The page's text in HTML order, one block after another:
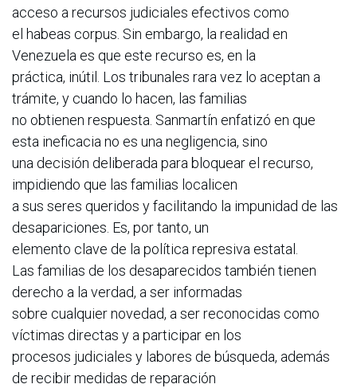
acceso a recursos judiciales efectivos como
el habeas corpus. Sin embargo, la realidad en
Venezuela es que este recurso es, en la
práctica, inútil. Los tribunales rara vez lo aceptan a
trámite, y cuando lo hacen, las familias
no obtienen respuesta. Sanmartín enfatizó en que
esta ineficacia no es una negligencia, sino
una decisión deliberada para bloquear el recurso,
impidiendo que las familias localicen
a sus seres queridos y facilitando la impunidad de las
desapariciones. Es, por tanto, un
elemento clave de la política represiva estatal.
Las familias de los desaparecidos también tienen
derecho a la verdad, a ser informadas
sobre cualquier novedad, a ser reconocidas como
víctimas directas y a participar en los
procesos judiciales y labores de búsqueda, además
de recibir medidas de reparación